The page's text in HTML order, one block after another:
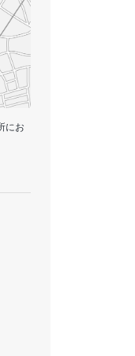
にお